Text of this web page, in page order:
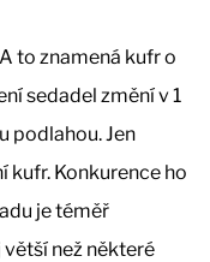
to znamená kufr o
sedadel změní v 1
podlahou. Jen
kufr. Konkurence ho
je téměř
než některé